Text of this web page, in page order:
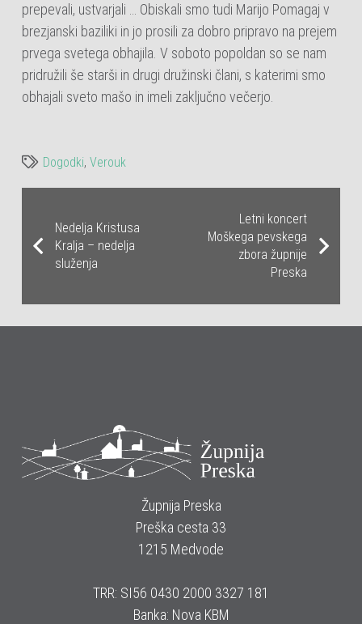
prepevali, ustvarjali … Obiskali smo tudi Marijo Pomagaj v
brezjanski baziliki in jo prosili za dobro pripravo na prejem
prvega svetega obhajila. V soboto popoldan so se nam
pridružili še starši in drugi družinski člani, s katerimi smo
obhajali sveto mašo in imeli zaključno večerjo.
Dogodki,Verouk
Nedelja Kristusa
Kralja – nedelja
služenja
Letni koncert
Moškega pevskega
zbora župnije
Preska
Župnija Preska
Preška cesta 33
1215 Medvode
TRR: SI56 0430 2000 3327 181
Banka: Nova KBM